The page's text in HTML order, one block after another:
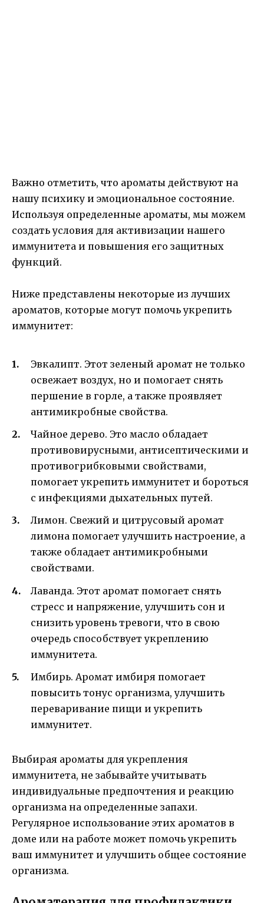
Важно отметить, что ароматы действуют на
нашу психику и эмоциональное состояние.
Используя определенные ароматы, мы можем
создать условия для активизации нашего
иммунитета и повышения его защитных
функций.
Ниже представлены некоторые из лучших
ароматов, которые могут помочь укрепить
иммунитет:
Эвкалипт. Этот зеленый аромат не только
освежает воздух, но и помогает снять
першение в горле, а также проявляет
антимикробные свойства.
Чайное дерево. Это масло обладает
противовирусными, антисептическими и
противогрибковыми свойствами,
помогает укрепить иммунитет и бороться
с инфекциями дыхательных путей.
Лимон. Свежий и цитрусовый аромат
лимона помогает улучшить настроение, а
также обладает антимикробными
свойствами.
Лаванда. Этот аромат помогает снять
стресс и напряжение, улучшить сон и
снизить уровень тревоги, что в свою
очередь способствует укреплению
иммунитета.
Имбирь. Аромат имбиря помогает
повысить тонус организма, улучшить
переваривание пищи и укрепить
иммунитет.
Выбирая ароматы для укрепления
иммунитета, не забывайте учитывать
индивидуальные предпочтения и реакцию
организма на определенные запахи.
Регулярное использование этих ароматов в
доме или на работе может помочь укрепить
ваш иммунитет и улучшить общее состояние
организма.